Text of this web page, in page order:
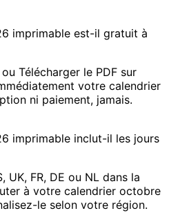
imprimable est-il gratuit à
Télécharger le PDF sur
votre calendrier
ni paiement, jamais.
imprimable inclut-il les jours
FR, DE ou NL dans la
à votre calendrier octobre
le selon votre région.